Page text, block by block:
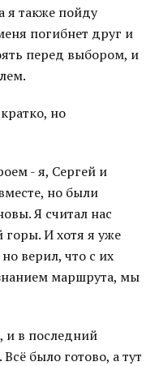
я также пойду
погибнет друг и
перед выбором, и
но
- я, Сергей и
но были
Я считал нас
горы. И хотя я уже
верил, что с их
маршрута, мы
и в последний
было готово, а тут